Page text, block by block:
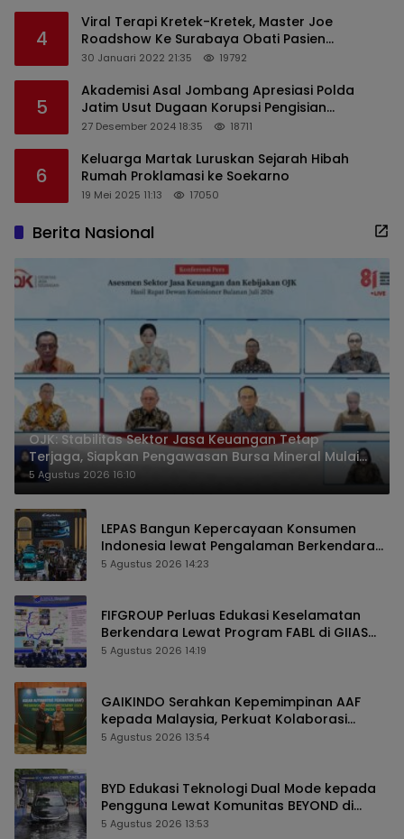
4
Viral Terapi Kretek-Kretek, Master Joe
Roadshow Ke Surabaya Obati Pasien
Sekaligus Edukasi Masyarakat
30 Januari 2022 21:35 19792
5
Akademisi Asal Jombang Apresiasi Polda
Jatim Usut Dugaan Korupsi Pengisian
Perangkat Desa di Kediri
27 Desember 2024 18:35 18711
6
Keluarga Martak Luruskan Sejarah Hibah
Rumah Proklamasi ke Soekarno
19 Mei 2025 11:13 17050
Berita Nasional
OJK: Stabilitas Sektor Jasa Keuangan Tetap
Terjaga, Siapkan Pengawasan Bursa Mineral Mulai
2027
5 Agustus 2026 16:10
LEPAS Bangun Kepercayaan Konsumen
Indonesia lewat Pengalaman Berkendara
hingga Layanan Purnajual
5 Agustus 2026 14:23
FIFGROUP Perluas Edukasi Keselamatan
Berkendara Lewat Program FABL di GIIAS
2026
5 Agustus 2026 14:19
GAIKINDO Serahkan Kepemimpinan AAF
kepada Malaysia, Perkuat Kolaborasi
Industri Otomotif ASEAN
5 Agustus 2026 13:54
BYD Edukasi Teknologi Dual Mode kepada
Pengguna Lewat Komunitas BEYOND di
GIIAS 2026
5 Agustus 2026 13:53